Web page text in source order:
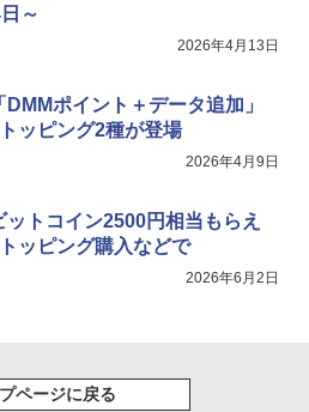
～
2026年4月13日
ポイント＋データ追加」
ッピング2種が登場
2026年4月9日
トコイン2500円相当もらえ
ッピング購入などで
2026年6月2日
ページに戻る